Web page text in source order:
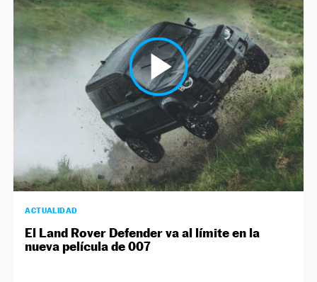
ACTUALIDAD
El Land Rover Defender va al límite en la
nueva película de 007